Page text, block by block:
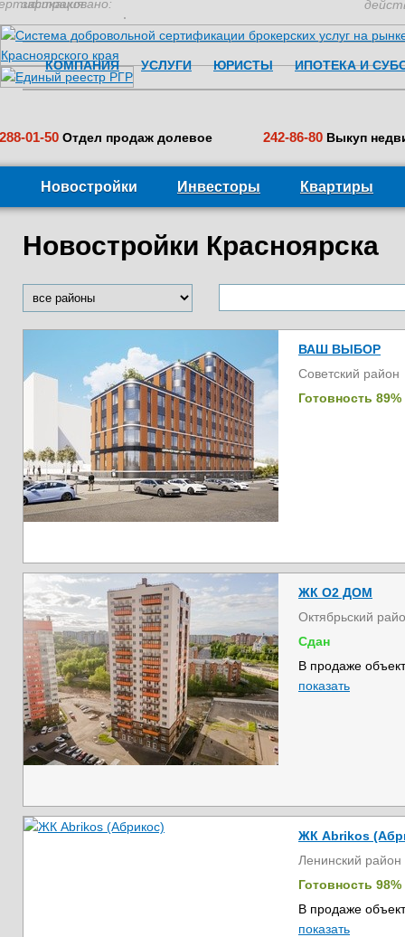
застраховано:
КОМПАНИЯ УСЛУГИ ЮРИСТЫ ИПОТЕКА И
288-01-50 Отдел продаж долевое 242-86-80 Выкуп
Новостройки Инвесторы Квартиры
Новостройки Красноярска
ВАШ ВЫБОР
Советский район
Готовность 89%
ЖК О2 ДОМ
Октябрьский
Сдан
В продаже
показать
ЖК Abrikos
Ленинский район
Готовность 98%
В продаже
показать